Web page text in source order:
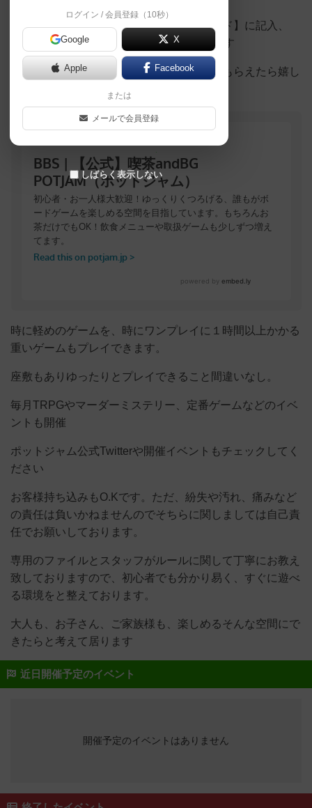
またお客様が少ない時等は【相席希望カード】に記入、
SNSを活用し参加者を募集したりもしてます
掲示板も専用サイトも有りますので使ってもらえたら嬉し
時に軽めのゲームを、時にワンプレイに１時間以上かかる
重いゲームもプレイできます。
座敷もありゆったりとプレイできること間違いなし。
毎月TRPGやマーダーミステリー、定番ゲームなどのイベ
ントも開催
ポットジャム公式Twitterや開催イベントもチェックしてく
ださい
お客様持ち込みもO.Kです。ただ、紛失や汚れ、痛みなど
の責任は負いかねませんのでそちらに関しましては自己責
任でお願いしております。
専用のファイルとスタッフがルールに関して丁寧にお教え
致しておりますので、初心者でも分かり易く、すぐに遊べ
る環境をと整えております。
大人も、お子さん、ご家族様も、楽しめるそんな空間にで
きたらと考えて居ります
近日開催予定のイベント
開催予定のイベントはありません
ログイン / 会員登録（10秒）
Google X
Apple Facebook
または
メールで会員登録
しばらく表示しない